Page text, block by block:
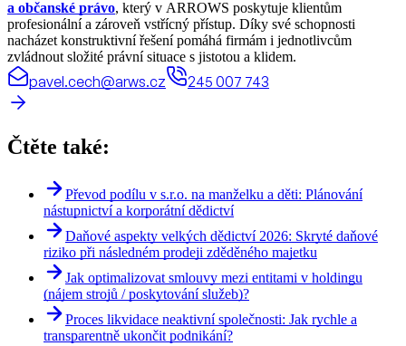
a občanské právo, který v ARROWS poskytuje klientům
profesionální a zároveň vstřícný přístup. Díky své schopnosti
nacházet konstruktivní řešení pomáhá firmám i jednotlivcům
zvládnout složité právní situace s jistotou a klidem.
pavel.cech@arws.cz 245 007 743
Čtěte také:
Převod podílu v s.r.o. na manželku a děti: Plánování
nástupnictví a korporátní dědictví
Daňové aspekty velkých dědictví 2026: Skryté daňové
riziko při následném prodeji zděděného majetku
Jak optimalizovat smlouvy mezi entitami v holdingu
(nájem strojů / poskytování služeb)?
Proces likvidace neaktivní společnosti: Jak rychle a
transparentně ukončit podnikání?